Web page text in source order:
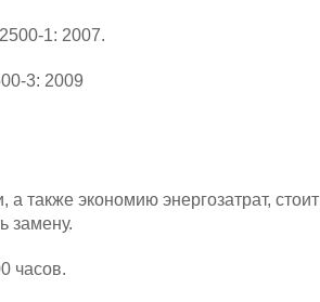
1: 2007.
3: 2009
также экономию энергозатрат, стоит
замену.
часов.